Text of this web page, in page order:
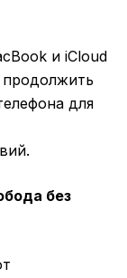
и iCloud
продолжить
для
без